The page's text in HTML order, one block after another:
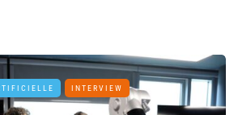
INTERVIEW